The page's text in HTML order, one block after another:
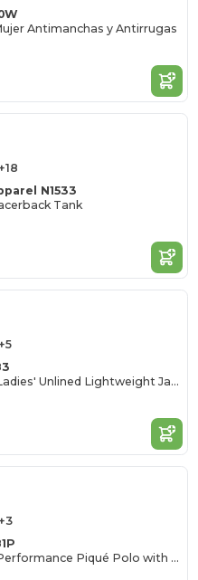
Antimanchas y Antirrugas
N1533
Tank
Motivate Tm Ladies' Unlined Lightweight Jacket
Ladies Origin Performance Piqué Polo with Pocket